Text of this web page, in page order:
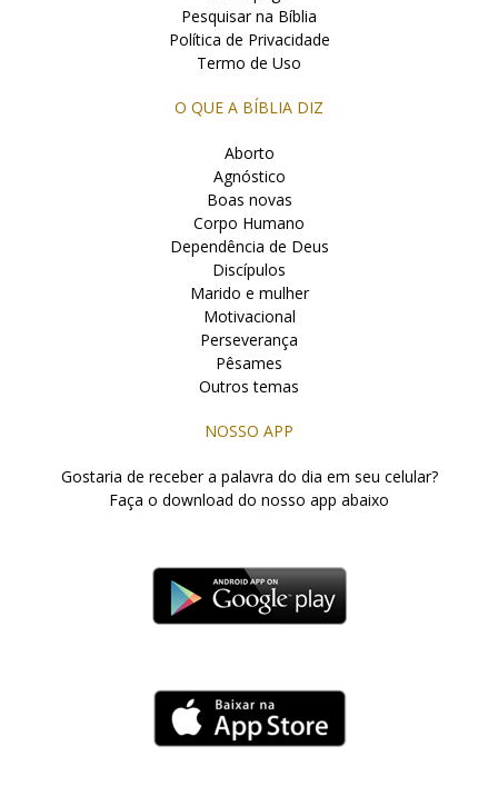
Pesquisar na Bíblia
Política de Privacidade
Termo de Uso
O QUE A BÍBLIA DIZ
Aborto
Agnóstico
Boas novas
Corpo Humano
Dependência de Deus
Discípulos
Marido e mulher
Motivacional
Perseverança
Pêsames
Outros temas
NOSSO APP
Gostaria de receber a palavra do dia em seu celular?
Faça o download do nosso app abaixo